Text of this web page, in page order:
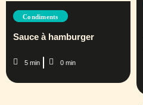
Condiments
Sauce à hamburger
5 min 0 min